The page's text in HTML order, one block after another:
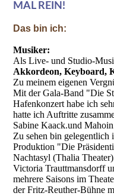
MAL REIN!
Das bin ich:
Musiker:
Als Live- und Studio-
Akkordeon, Keyboard,
Zu meinem eigenen
Mit der Gala-Band "Die
Hafenkonzert habe ich
hatte ich Auftritte
Sabine Kaack.und
Zu sehen bin gelegentlich
Produktion "Die
Nachtasyl (Thalia
Victoria Trauttmansdorff
mehrere Saisons im
der Fritz-Reuther-Bühne